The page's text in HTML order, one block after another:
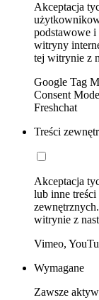
Akceptacja
podstawowe
witryny
tej witrynie z
Google Tag
Consent
Freshchat
Treści
Akceptacja
lub inne
witrynie z
Vimeo,
Wymagane
Zawsze